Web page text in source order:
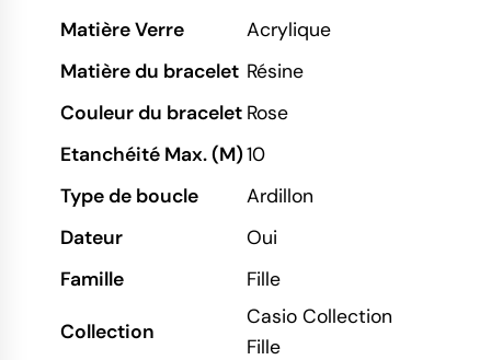
Matière Verre
Acrylique
Matière du bracelet Résine
Couleur du bracelet Rose
Etanchéité Max. (M)10
Type de boucle
Ardillon
Dateur
Oui
Famille
Fille
Collection
Casio Collection
Fille